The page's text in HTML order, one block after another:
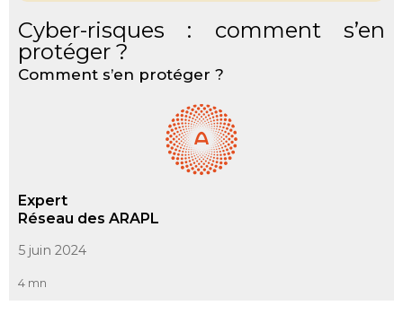
Cyber-risques : comment s’en
protéger ?
Comment s’en protéger ?
Expert
Réseau des ARAPL
5 juin 2024
4 mn